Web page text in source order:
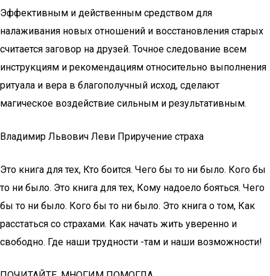
Эффективным и действенным средством для
налаживания новых отношений и восстановления старых
считается заговор на друзей. Точное следование всем
инструкциям и рекомендациям относительно выполнения
ритуала и вера в благополучный исход, сделают
магическое воздействие сильным и результативным.
Владимир Львович Леви Приручение страха
Это книга для тех, Кто боится. Чего бы то ни было. Кого бы
то ни было. Это книга для тех, Кому надоело бояться. Чего
бы то ни было. Кого бы то ни было. Это книга о том, Как
расстаться со страхами. Как начать жить уверенно и
свободно. Где наши трудности -там и наши возможности!